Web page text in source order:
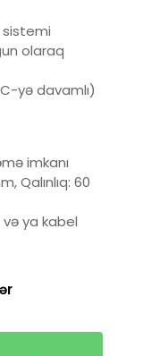
sistemi
olaraq
yə davamlı)
imkanı
Qalınlıq: 60
və ya kabel